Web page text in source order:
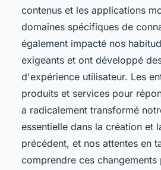
contenus et les applications
domaines spécifiques de
également impacté nos
exigeants et ont développé
d'expérience utilisateur. Les
produits et services pour
a radicalement transformé
essentielle dans la création et
précédent, et nos attentes en
comprendre ces